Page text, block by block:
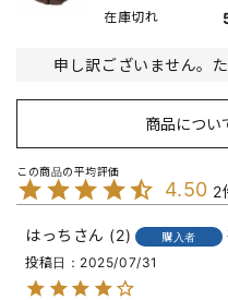
在庫切れ
申し訳ございません。
商品につい
4.50 2
はっち 2 購入者
投稿日
2025/07/31